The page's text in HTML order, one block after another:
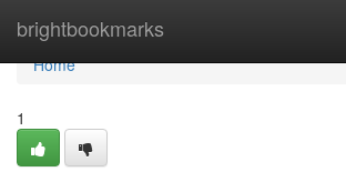
brightbookmarks
Home
Home
1